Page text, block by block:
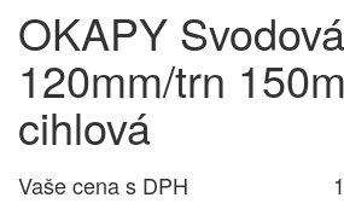
OKAPY
120mm/trn
cihlová
Vaše cena s DPH